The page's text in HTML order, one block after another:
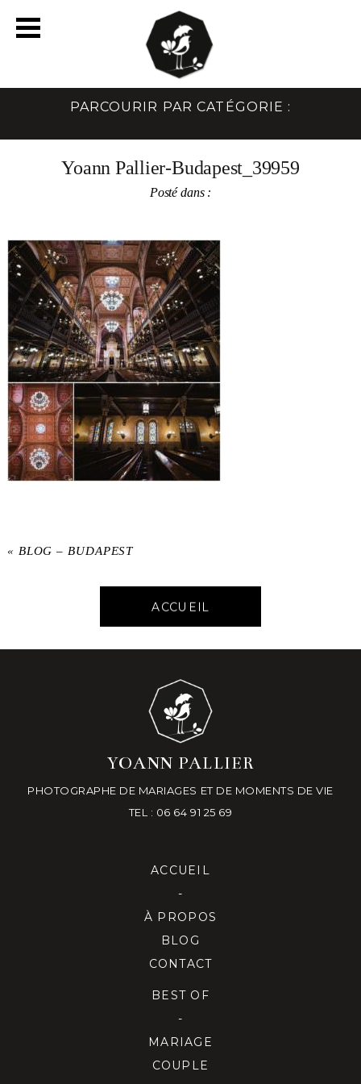
PARCOURIR PAR CATÉGORIE :
Yoann Pallier-Budapest_39959
Posté dans :
« BLOG – BUDAPEST
ACCUEIL
YOANN PALLIER
PHOTOGRAPHE DE MARIAGES ET DE MOMENTS DE VIE
TEL : 06 64 91 25 69
ACCUEIL
-
À PROPOS
BLOG
CONTACT
BEST OF
-
MARIAGE
COUPLE